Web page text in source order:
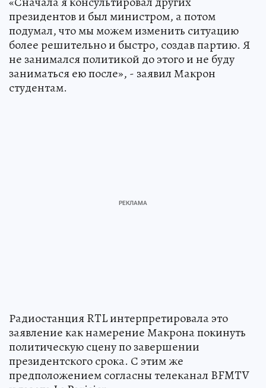
президентов и был министром, а потом
подумал, что мы можем изменить ситуацию
более решительно и быстро, создав партию. Я
не занимался политикой до этого и не буду
заниматься ею после», - заявил Макрон
студентам.
Радиостанция RTL интерпретировала это
заявление как намерение Макрона покинуть
политическую сцену по завершении
президентского срока. С этим же
предположением согласны телеканал BFMTV